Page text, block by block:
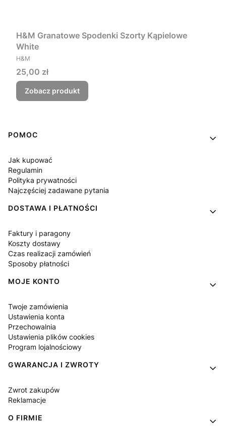
H&M Granatowe Spodenki Szorty Kąpielowe
White
PRODUCENT
H&M
Cena
25,00 zł
Zobacz produkt
Linki w stopce
POMOC
Jak kupować
Regulamin
Polityka prywatności
Najczęściej zadawane pytania
DOSTAWA I PŁATNOŚCI
Faktury i paragony
Koszty dostawy
Czas realizacji zamówień
Sposoby płatności
MOJE KONTO
Twoje zamówienia
Ustawienia konta
Przechowalnia
Ustawienia plików cookies
Program lojalnościowy
GWARANCJA I ZWROTY
Zwrot zakupów
Reklamacje
O FIRMIE